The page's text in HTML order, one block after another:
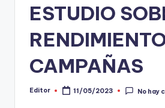
ESTUDIO
CAMPAÑAS
Publicado
Editor 11/05/2023 No hay